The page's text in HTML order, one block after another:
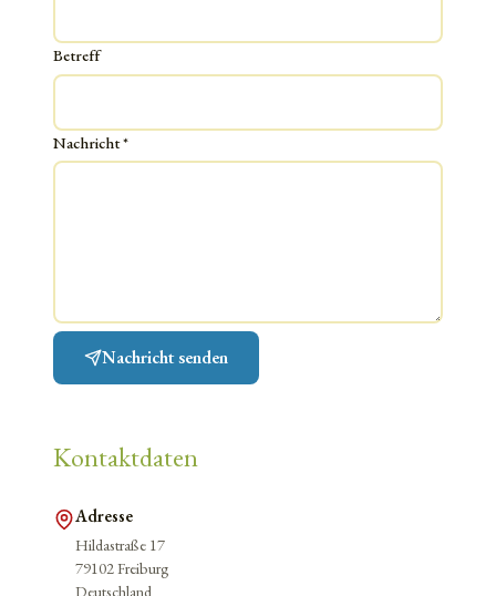
Betreff
Nachricht*
Nachricht senden
Kontaktdaten
Adresse
Hildastraße 17
79102 Freiburg
Deutschland